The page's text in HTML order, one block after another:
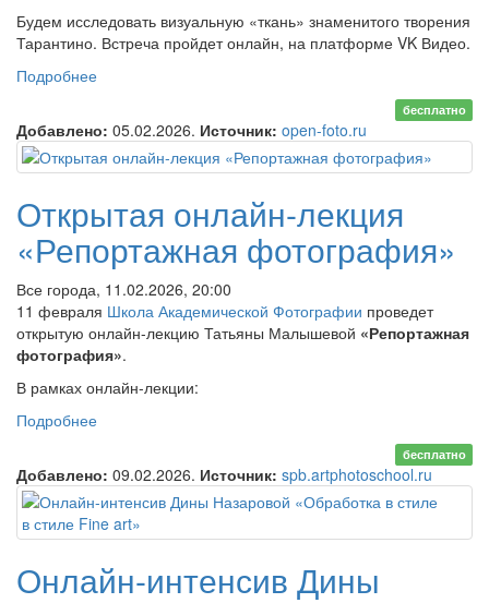
Будем исследовать визуальную «ткань» знаменитого творения
Тарантино. Встреча пройдет онлайн, на платформе VK Видео.
Подробнее
бесплатно
Добавлено: 05.02.2026. Источник: open-foto.ru
Открытая онлайн-лекция
«Репортажная фотография»
Все города, 11.02.2026, 20:00
11 февраля Школа Академической Фотографии проведет
открытую онлайн-лекцию Татьяны Малышевой «Репортажная
фотография».
В рамках онлайн-лекции:
Подробнее
бесплатно
Добавлено: 09.02.2026. Источник: spb.artphotoschool.ru
Онлайн-интенсив Дины